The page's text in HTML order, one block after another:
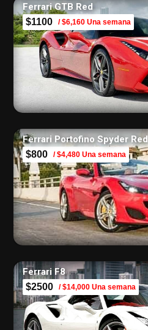
Ferrari GTB Red
$1100 / $6,160 Una semana
Ferrari Portofino Spyder Red
$800 / $4,480 Una semana
Ferrari F8
$2500 / $14,000 Una semana